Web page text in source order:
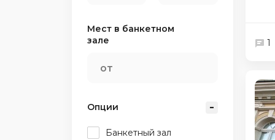
Мест в банкетном
зале
Опции
Банкетный зал
1